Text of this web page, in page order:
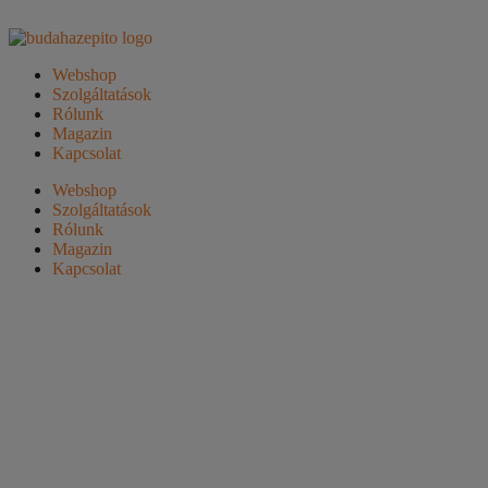
Webshop
Szolgáltatások
Rólunk
Magazin
Kapcsolat
Webshop
Szolgáltatások
Rólunk
Magazin
Kapcsolat